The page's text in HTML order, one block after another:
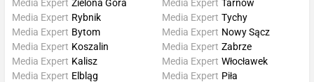
Media Expert Zielona Góra
Media Expert Rybnik
Media Expert Bytom
Media Expert Koszalin
Media Expert Tarnów
Media Expert Tychy
Media Expert Nowy Sącz
Media Expert Zabrze
Media Expert Kalisz
Media Expert Elbląg
Media Expert Włocławek
Media Expert Piła